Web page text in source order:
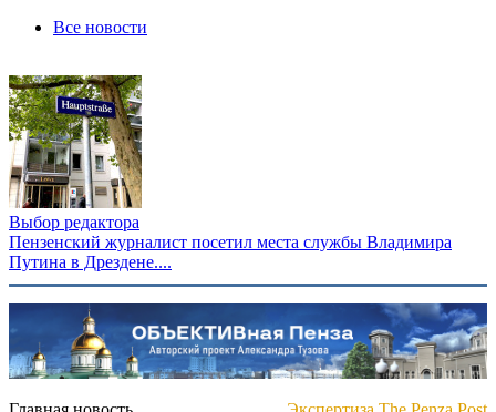
Все новости
Выбор редактора
Пензенский журналист посетил места службы Владимира
Путина в Дрездене....